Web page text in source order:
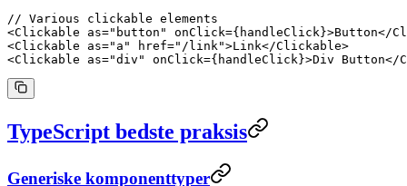
// Various clickable elements
<Clickable as="button" onClick={handleClick}>Button</
<Clickable as="a" href="/link">Link</Clickable>
<Clickable as="div" onClick={handleClick}>Div Button</
TypeScript bedste praksis
Generiske komponenttyper